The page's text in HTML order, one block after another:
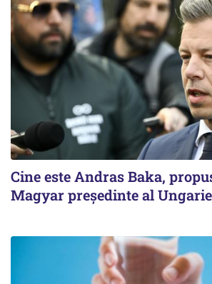
Cine este Andras Baka,
Magyar președinte al